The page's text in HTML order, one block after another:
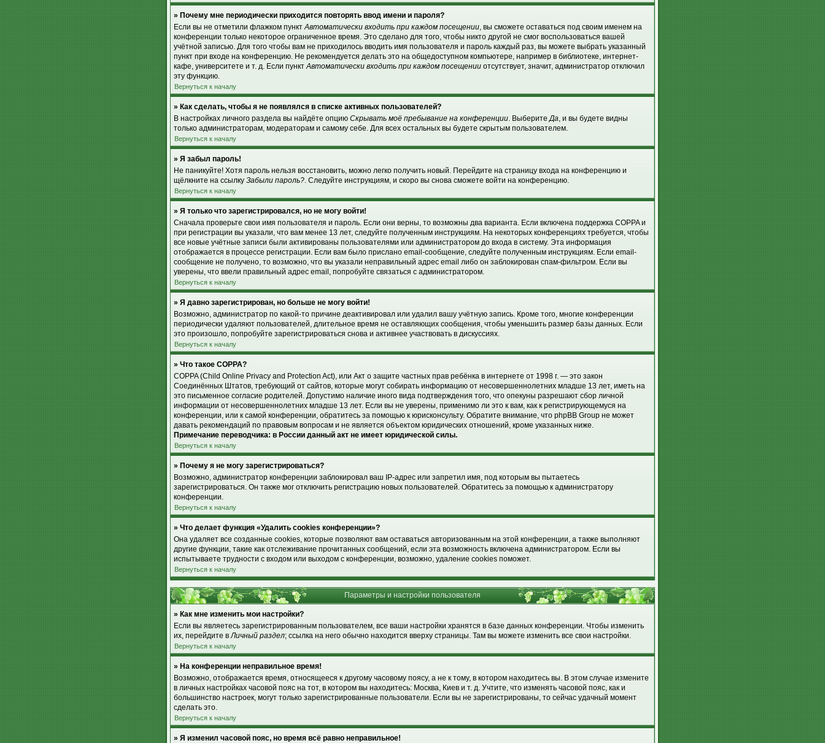
» Почему мне периодически приходится повторять ввод имени и пароля?
Если вы не отметили флажком пунктАвтоматически входить при каждом посещении, вы сможете оставаться под своим именем на
конференции только некоторое ограниченное время. Это сделано для того, чтобы никто другой не смог воспользоваться вашей
учётной записью. Для того чтобы вам не приходилось вводить имя пользователя и пароль каждый раз, вы можете выбрать указанный
пункт при входе на конференцию. Не рекомендуется делать это на общедоступном компьютере, например в библиотеке, интернет-
кафе, университете и т. д. Если пунктАвтоматически входить при каждом посещении отсутствует, значит, администратор отключил
эту функцию.
Вернуться к началу
» Как сделать, чтобы я не появлялся в списке активных пользователей?
В настройках личного раздела вы найдёте опцию Скрывать моё пребывание на конференции. ВыберитеДа, и вы будете видны
только администраторам, модераторам и самому себе. Для всех остальных вы будете скрытым пользователем.
Вернуться к началу
» Я забыл пароль!
Не паникуйте! Хотя пароль нельзя восстановить, можно легко получить новый. Перейдите на страницу входа на конференцию и
щёлкните на ссылку Забыли пароль?. Следуйте инструкциям, и скоро вы снова сможете войти на конференцию.
Вернуться к началу
» Я только что зарегистрировался, но не могу войти!
Сначала проверьте свои имя пользователя и пароль. Если они верны, то возможны два варианта. Если включена поддержка COPPA и
при регистрации вы указали, что вам менее 13 лет, следуйте полученным инструкциям. На некоторых конференциях требуется, чтобы
все новые учётные записи были активированы пользователями или администратором до входа в систему. Эта информация
отображается в процессе регистрации. Если вам было прислано email-сообщение, следуйте полученным инструкциям. Если email-
сообщение не получено, то возможно, что вы указали неправильный адрес email либо он заблокирован спам-фильтром. Если вы
уверены, что ввели правильный адрес email, попробуйте связаться с администратором.
Вернуться к началу
» Я давно зарегистрирован, но больше не могу войти!
Возможно, администратор по какой-то причине деактивировал или удалил вашу учётную запись. Кроме того, многие конференции
периодически удаляют пользователей, длительное время не оставляющих сообщения, чтобы уменьшить размер базы данных. Если
это произошло, попробуйте зарегистрироваться снова и активнее участвовать в дискуссиях.
Вернуться к началу
» Что такое COPPA?
COPPA (Child Online Privacy and Protection Act), или Акт о защите частных прав ребёнка в интернете от 1998 г. — это закон
Соединённых Штатов, требующий от сайтов, которые могут собирать информацию от несовершеннолетних младше 13 лет, иметь на
это письменное согласие родителей. Допустимо наличие иного вида подтверждения того, что опекуны разрешают сбор личной
информации от несовершеннолетних младше 13 лет. Если вы не уверены, применимо ли это к вам, как к регистрирующемуся на
конференции, или к самой конференции, обратитесь за помощью к юрисконсульту. Обратите внимание, что phpBB Group не может
давать рекомендаций по правовым вопросам и не является объектом юридических отношений, кроме указанных ниже.
Примечание переводчика: в России данный акт не имеет юридической силы.
Вернуться к началу
» Почему я не могу зарегистрироваться?
Возможно, администратор конференции заблокировал ваш IP-адрес или запретил имя, под которым вы пытаетесь
зарегистрироваться. Он также мог отключить регистрацию новых пользователей. Обратитесь за помощью к администратору
конференции.
Вернуться к началу
» Что делает функция «Удалить cookies конференции»?
Она удаляет все созданные cookies, которые позволяют вам оставаться авторизованным на этой конференции, а также выполняют
другие функции, такие как отслеживание прочитанных сообщений, если эта возможность включена администратором. Если вы
испытываете трудности с входом или выходом с конференции, возможно, удаление cookies поможет.
Вернуться к началу
Параметры и настройки пользователя
» Как мне изменить мои настройки?
Если вы являетесь зарегистрированным пользователем, все ваши настройки хранятся в базе данных конференции. Чтобы изменить
их, перейдите вЛичный раздел; ссылка на него обычно находится вверху страницы. Там вы можете изменить все свои настройки.
Вернуться к началу
» На конференции неправильное время!
Возможно, отображается время, относящееся к другому часовому поясу, а не к тому, в котором находитесь вы. В этом случае измените
в личных настройках часовой пояс на тот, в котором вы находитесь: Москва, Киев и т. д. Учтите, что изменять часовой пояс, как и
большинство настроек, могут только зарегистрированные пользователи. Если вы не зарегистрированы, то сейчас удачный момент
сделать это.
Вернуться к началу
» Я изменил часовой пояс, но время всё равно неправильное!